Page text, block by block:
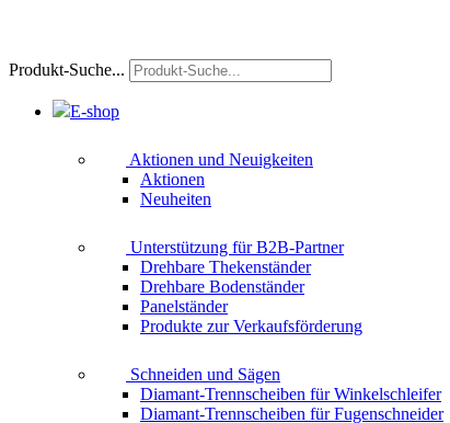
Produkt-Suche...
E-shop
Aktionen und Neuigkeiten
Aktionen
Neuheiten
Unterstützung für B2B-Partner
Drehbare Thekenständer
Drehbare Bodenständer
Panelständer
Produkte zur Verkaufsförderung
Schneiden und Sägen
Diamant-Trennscheiben für Winkelschleifer
Diamant-Trennscheiben für Fugenschneider